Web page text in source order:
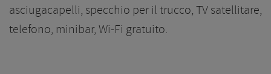
asciugacapelli, specchio per il trucco, TV satellitare,
telefono, minibar, Wi-Fi gratuito.